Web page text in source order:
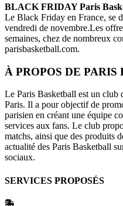
BLACK FRIDAYParis
Le Black Friday en France, se
vendredi de novembre.Les
semaines, chez de nombreux
parisbasketball.com.
À PROPOS DE PARIS
Le Paris Basketball est un club
Paris. Il a pour objectif de
parisien en créant une équipe
services aux fans. Le club
matchs, ainsi que des produits
actualité des Paris Basketball
sociaux.
SERVICES PROPOSÉS